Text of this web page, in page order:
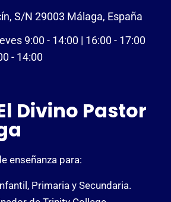
S/N 29003 Málaga, España
9:00 - 14:00 | 16:00 - 17:00
- 14:00
Divino Pastor
enseñanza para:
Primaria y Secundaria.